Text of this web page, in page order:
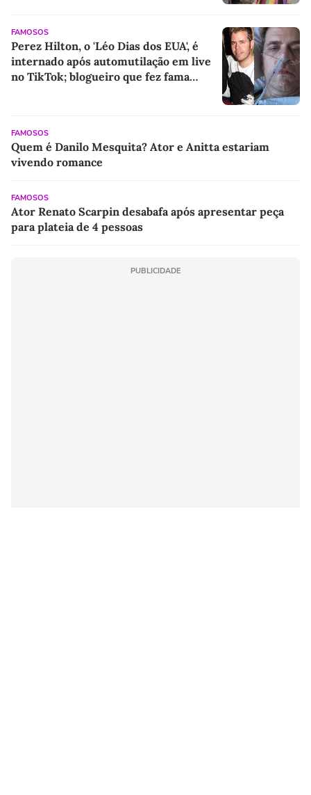
FAMOSOS
Perez Hilton, o 'Léo Dias dos EUA', é
internado após automutilação em live
no TikTok; blogueiro que fez fama
FAMOSOS
Quem é Danilo Mesquita? Ator e Anitta estariam
vivendo romance
FAMOSOS
Ator Renato Scarpin desabafa após apresentar peça
para plateia de 4 pessoas
PUBLICIDADE